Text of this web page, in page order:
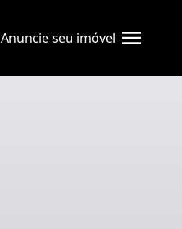
Anuncie seu imóvel